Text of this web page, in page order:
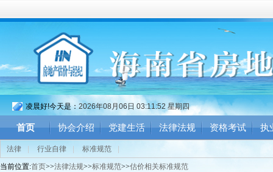
凌晨好!今天是： 2026年08月06日 03:11:53 星期四
首页 协会介绍 党建生活 法律法规 资格考试 执
法律 行业自律 标准规范
当前位置:首页>>法律法规>>标准规范>>估价相关标准规范